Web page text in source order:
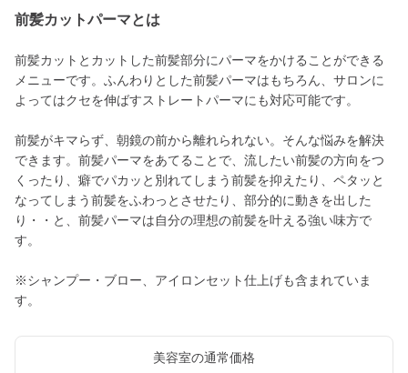
前髪カットパーマとは
前髪カットとカットした前髪部分にパーマをかけることができる
メニューです。ふんわりとした前髪パーマはもちろん、サロンに
よってはクセを伸ばすストレートパーマにも対応可能です。
前髪がキマらず、朝鏡の前から離れられない。そんな悩みを解決
できます。前髪パーマをあてることで、流したい前髪の方向をつ
くったり、癖でパカッと別れてしまう前髪を抑えたり、ペタッと
なってしまう前髪をふわっとさせたり、部分的に動きを出した
り・・と、前髪パーマは自分の理想の前髪を叶える強い味方で
す。
※シャンプー・ブロー、アイロンセット仕上げも含まれていま
す。
美容室の通常価格